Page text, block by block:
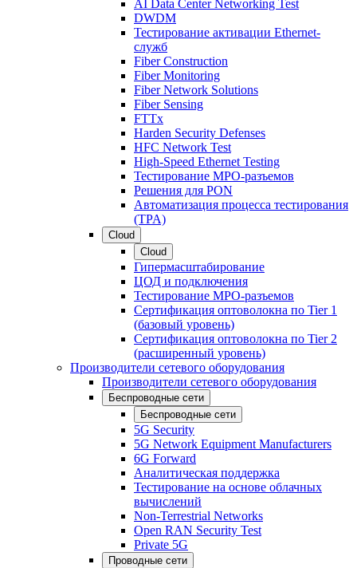
AI Data Center Networking Test
DWDM
Тестирование активации Ethernet-
служб
Fiber Construction
Fiber Monitoring
Fiber Network Solutions
Fiber Sensing
FTTx
Harden Security Defenses
HFC Network Test
High-Speed Ethernet Testing
Тестирование МРО-разъемов
Решения для PON
Автоматизация процесса тестирования
(TPA)
Cloud
Cloud
Гипермасштабирование
ЦОД и подключения
Тестирование МРО-разъемов
Сертификация оптоволокна по Tier 1
(базовый уровень)
Сертификация оптоволокна по Tier 2
(расширенный уровень)
Производители сетевого оборудования
Производители сетевого оборудования
Беспроводные сети
Беспроводные сети
5G Security
5G Network Equipment Manufacturers
6G Forward
Аналитическая поддержка
Тестирование на основе облачных
вычислений
Non-Terrestrial Networks
Open RAN Security Test
Private 5G
Проводные сети